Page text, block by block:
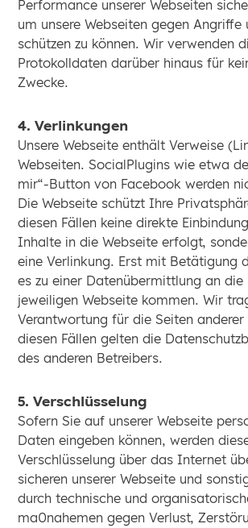
Performance unserer Webseiten
um unsere Webseiten gegen Angriffe
schützen zu können. Wir verwenden
Protokolldaten darüber hinaus für
Zwecke.
4. Verlinkungen
Unsere Webseite enthält Verweise
Webseiten. SocialPlugins wie etwa
mir“-Button von Facebook werden
Die Webseite schützt Ihre
diesen Fällen keine direkte
Inhalte in die Webseite erfolgt,
eine Verlinkung. Erst mit Betätigung
es zu einer Datenübermittlung an die
jeweiligen Webseite kommen. Wir
Verantwortung für die Seiten anderer
diesen Fällen gelten die
des anderen Betreibers.
5. Verschlüsselung
Sofern Sie auf unserer Webseite
Daten eingeben können, werden
Verschlüsselung über das Internet
sicheren unserer Webseite und
durch technische und
ma0nahemen gegen Verlust,